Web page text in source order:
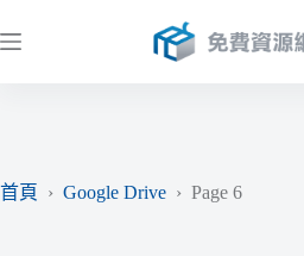
至
首頁
› Google Drive › Page 6